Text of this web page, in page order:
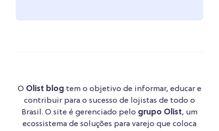
O Olist blog tem o objetivo de informar, educar e
contribuir para o sucesso de lojistas de todo o
Brasil. O site é gerenciado pelo grupo Olist, um
ecossistema de soluções para varejo que coloca